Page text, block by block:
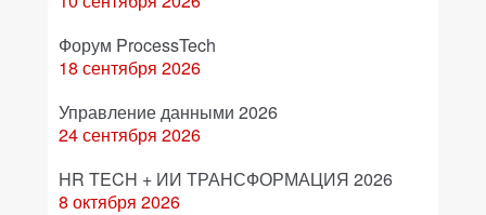
Форум ProcessTech
18 сентября 2026
Управление данными 2026
24 сентября 2026
HR TECH + ИИ ТРАНСФОРМАЦИЯ 2026
8 октября 2026